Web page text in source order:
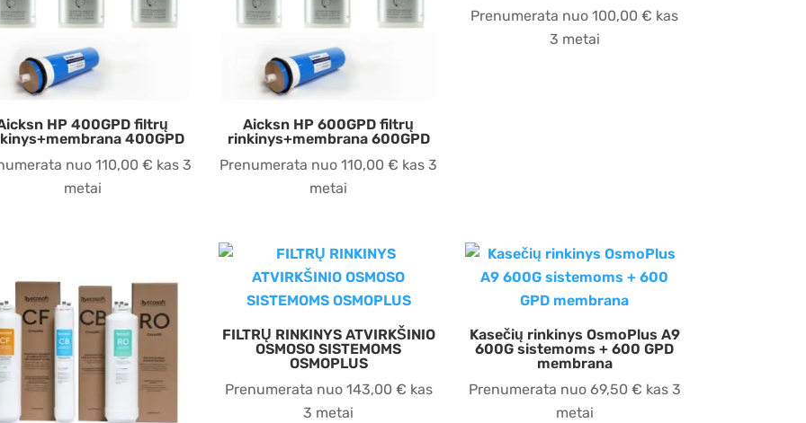
HP 400GPD filtrų
400GPD
nuo 110,00 € kas 3
metai
Aicksn HP 600GPD filtrų
rinkinys+membrana 600GPD
Prenumerata nuo110,00€ kas 3
metai
Prenumerata nuo100,00€ kas
3 metai
FILTRŲ RINKINYS ATVIRKŠINIO
OSMOSO SISTEMOMS
OSMOPLUS
Prenumerata nuo 143,00 € kas
3 metai
Kasečių rinkinys OsmoPlus A9
600G sistemoms + 600 GPD
membrana
Prenumerata nuo 69,50 € kas 3
metai